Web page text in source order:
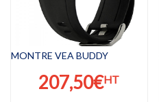
MONTRE VEA BUDDY
207,50€HT